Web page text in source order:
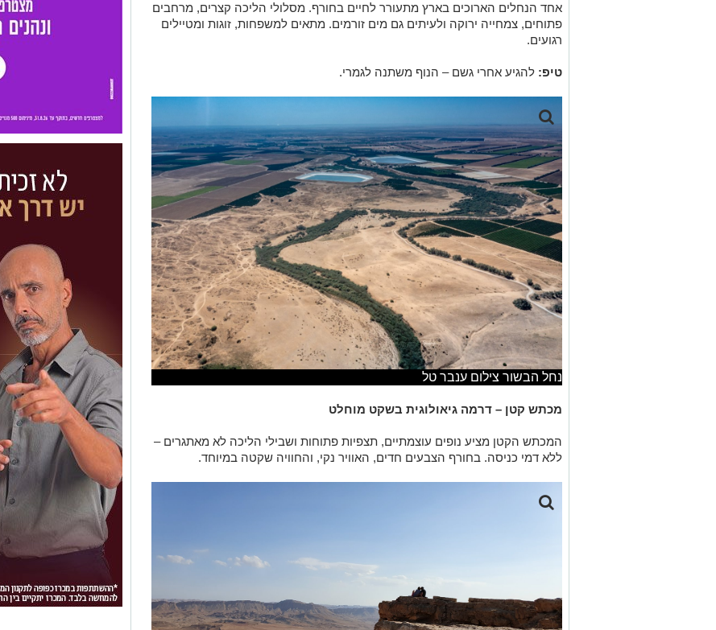
אחד הנחלים הארוכים בארץ מתעורר לחיים בחורף. מסלולי הליכה קצרים, מרחבים
פתוחים, צמחייה ירוקה ולעיתים גם מים זורמים. מתאים למשפחות, זוגות ומטיילים
רגועים.
טיפ: להגיע אחרי גשם – הנוף משתנה לגמרי.
נחל הבשור צילום ענבר טל
מכתש קטן – דרמה גיאולוגית בשקט מוחלט
המכתש הקטן מציע נופים עוצמתיים, תצפיות פתוחות ושבילי הליכה לא מאתגרים –
ללא דמי כניסה. בחורף הצבעים חדים, האוויר נקי, והחוויה שקטה במיוחד.